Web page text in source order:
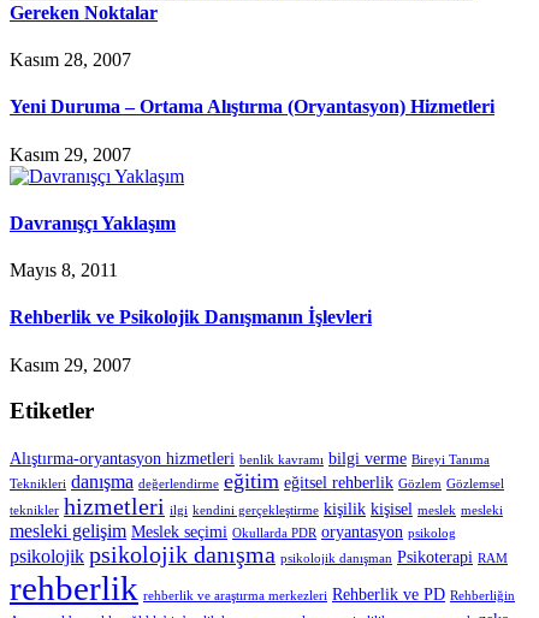
Gereken Noktalar
Kasım 28, 2007
Yeni Duruma – Ortama Alıştırma (Oryantasyon) Hizmetleri
Kasım 29, 2007
Davranışçı Yaklaşım
Mayıs 8, 2011
Rehberlik ve Psikolojik Danışmanın İşlevleri
Kasım 29, 2007
Etiketler
Alıştırma-oryantasyon hizmetleri benlik kavramı bilgi verme Bireyi Tanıma
Teknikleri danışma değerlendirme eğitim eğitsel rehberlik Gözlem Gözlemsel
teknikler hizmetleri ilgi kendini gerçekleştirme kişilik kişisel meslek mesleki
mesleki gelişim Meslek seçimi Okullarda PDR oryantasyon psikolog
psikolojik psikolojik danışma psikolojik danışman Psikoterapi RAM
rehberlik rehberlik ve araştırma merkezleri Rehberlik ve PD Rehberliğin